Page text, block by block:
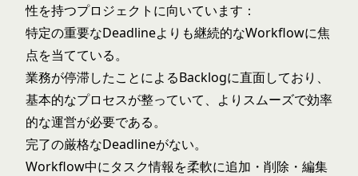
性を持つプロジェクトに向いています：
特定の重要なDeadlineよりも継続的なWorkflowに焦
点を当てている。
業務が停滞したことによるBacklogに直面しており、
基本的なプロセスが整っていて、よりスムーズで効率
的な運営が必要である。
完了の厳格なDeadlineがない。
Workflow中にタスク情報を柔軟に追加・削除・編集